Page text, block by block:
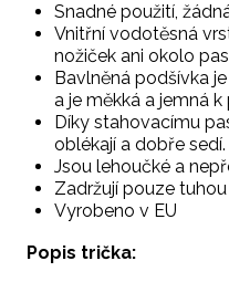
Snadné použití,
Vnitřní vodotěsná
nožiček ani okolo
Bavlněná podšívka
a je měkká a jemná
Díky stahovacímu
oblékají a dobře sedí.
Jsou lehoučké a
Zadržují pouze
Vyrobeno v EU
Popis trička: